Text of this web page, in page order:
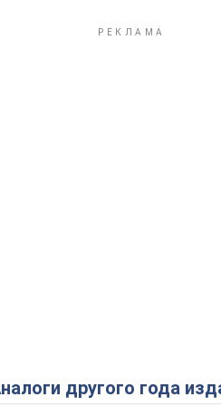
Аналоги другого года